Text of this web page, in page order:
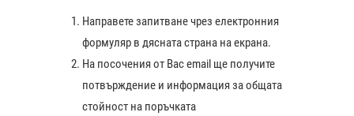
Направете запитване чрез електронния
формуляр в дясната страна на екрана.
На посочения от Вас еmail ще получите
потвърждение и информация за общата
стойност на поръчката